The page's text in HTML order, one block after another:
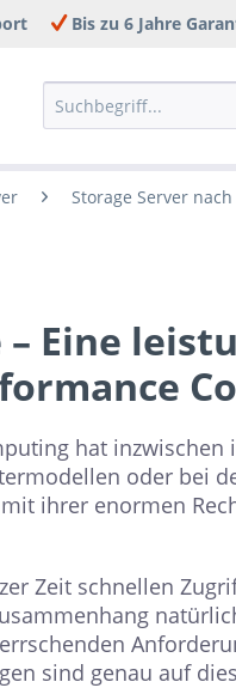
Bis zu 6 Jahre
Storage Server
– Eine
hat
oder bei
ihrer enormen
Zeit schnellen
sind genau auf